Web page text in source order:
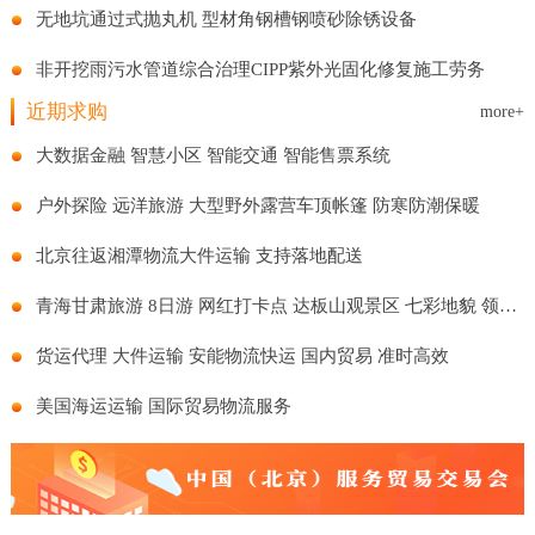
无地坑通过式抛丸机 型材角钢槽钢喷砂除锈设备
非开挖雨污水管道综合治理CIPP紫外光固化修复施工劳务
近期求购 more+
大数据金融 智慧小区 智能交通 智能售票系统
户外探险 远洋旅游 大型野外露营车顶帐篷 防寒防潮保暖
北京往返湘潭物流大件运输 支持落地配送
青海甘肃旅游 8日游 网红打卡点 达板山观景区 七彩地貌 领略风景
货运代理 大件运输 安能物流快运 国内贸易 准时高效
美国海运运输 国际贸易物流服务